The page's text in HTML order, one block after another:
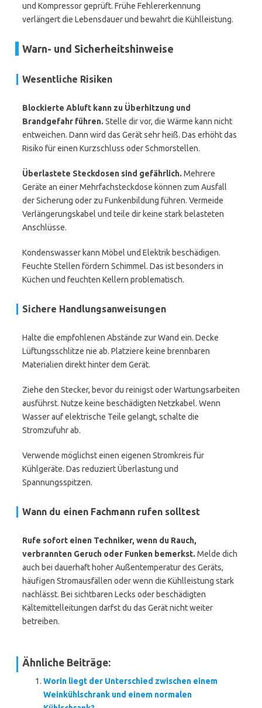
und Kompressor geprüft. Frühe Fehlererkennung
verlängert die Lebensdauer und bewahrt die Kühlleistung.
Warn- und Sicherheitshinweise
Wesentliche Risiken
Blockierte Abluft kann zu Überhitzung und
Brandgefahr führen. Stelle dir vor, die Wärme kann nicht
entweichen. Dann wird das Gerät sehr heiß. Das erhöht das
Risiko für einen Kurzschluss oder Schmorstellen.
Überlastete Steckdosen sind gefährlich. Mehrere
Geräte an einer Mehrfachsteckdose können zum Ausfall
der Sicherung oder zu Funkenbildung führen. Vermeide
Verlängerungskabel und teile dir keine stark belasteten
Anschlüsse.
Kondenswasser kann Möbel und Elektrik beschädigen.
Feuchte Stellen fördern Schimmel. Das ist besonders in
Küchen und feuchten Kellern problematisch.
Sichere Handlungsanweisungen
Halte die empfohlenen Abstände zur Wand ein. Decke
Lüftungsschlitze nie ab. Platziere keine brennbaren
Materialien direkt hinter dem Gerät.
Ziehe den Stecker, bevor du reinigst oder Wartungsarbeiten
ausführst. Nutze keine beschädigten Netzkabel. Wenn
Wasser auf elektrische Teile gelangt, schalte die
Stromzufuhr ab.
Verwende möglichst einen eigenen Stromkreis für
Kühlgeräte. Das reduziert Überlastung und
Spannungsspitzen.
Wann du einen Fachmann rufen solltest
Rufe sofort einen Techniker, wenn du Rauch,
verbrannten Geruch oder Funken bemerkst. Melde dich
auch bei dauerhaft hoher Außentemperatur des Geräts,
häufigen Stromausfällen oder wenn die Kühlleistung stark
nachlässt. Bei sichtbaren Lecks oder beschädigten
Kältemittelleitungen darfst du das Gerät nicht weiter
betreiben.
Ähnliche Beiträge:
Worin liegt der Unterschied zwischen einem
Weinkühlschrank und einem normalen